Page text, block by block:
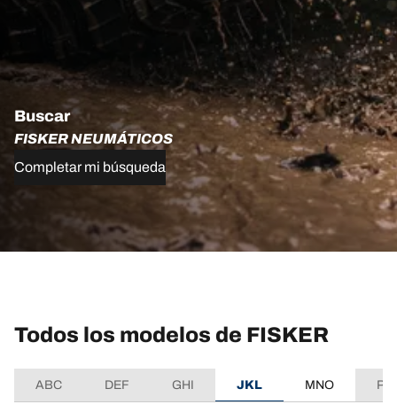
Buscar
FISKER NEUMÁTICOS
Completar mi búsqueda
Todos los modelos de FISKER
ABC DEF GHI JKL MNO